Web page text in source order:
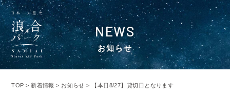
NEWS
お知らせ
TOP > 新着情報 > お知らせ > 【本日8/27】貸切日となります